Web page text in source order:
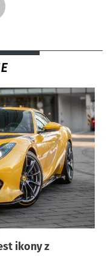
ikony z